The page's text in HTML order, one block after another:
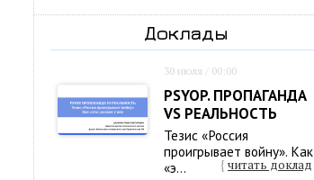
Доклады
30 июля / 00:00
PSYOP. ПРОПАГАНДА
VS РЕАЛЬНОСТЬ
Тезис «Россия
проигрывает войну». Как
«э...
{ читать доклад